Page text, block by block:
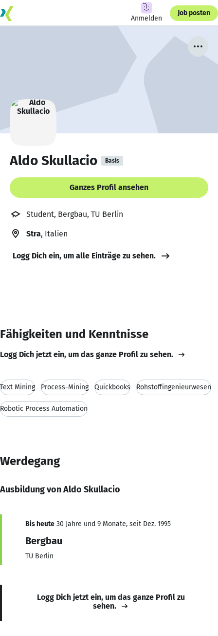
Anmelden
Job posten
Aldo Skullacio Basis
Ganzes Profil ansehen
Student, Bergbau, TU Berlin
Stra, Italien
Logg Dich ein, um alle Einträge zu sehen.
Fähigkeiten und Kenntnisse
Logg Dich jetzt ein, um das ganze Profil zu sehen.
Text Mining Process-Mining Quickbooks Rohstoffingenieurwesen
Robotic Process Automation
Werdegang
Ausbildung von Aldo Skullacio
Bis heute 30 Jahre und 9 Monate, seit Dez. 1995
Bergbau
TU Berlin
Logg Dich jetzt ein, um das ganze Profil zu
sehen.